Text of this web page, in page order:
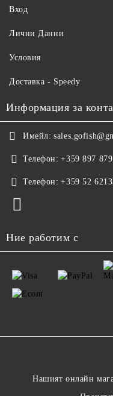
Вход
Лични Данни
Условия
Доставка - Speedy
Информация за
Имейл:
Телефон: +359 897
Телефон: +359 52
Ние работим с
Нашият онлайн